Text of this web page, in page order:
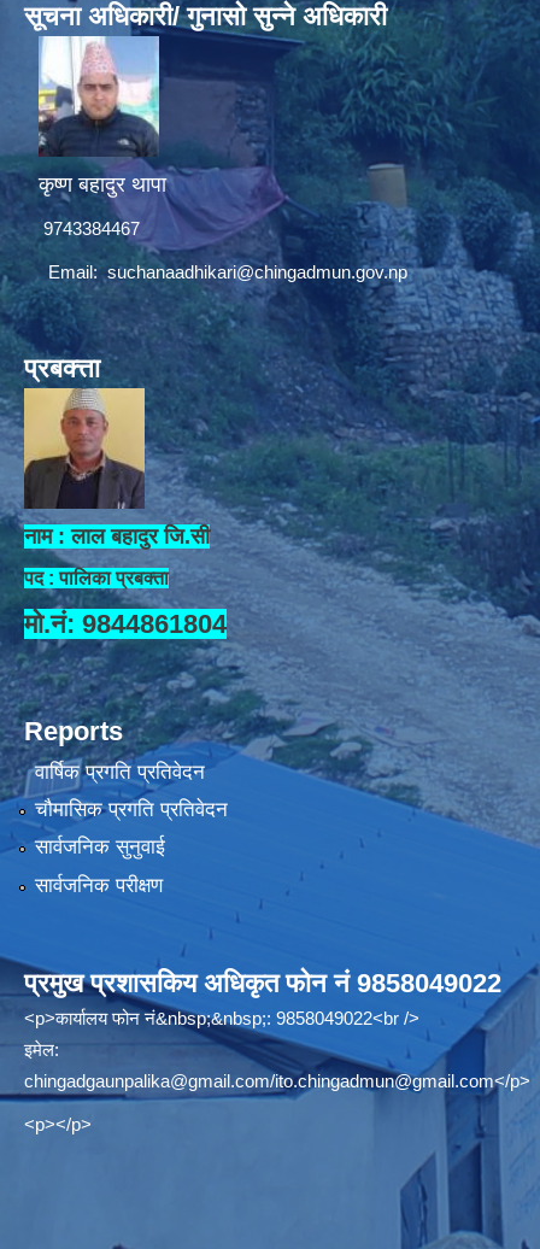
सूचना अधिकारी/ गुनासो सुन्ने अधिकारी
कृष्ण बहादुर थापा
9743384467
Email:suchanaadhikari@chingadmun.gov.np
प्रबक्त्ता
नाम : लाल बहादुर जि.सी
पद : पालिका प्रबक्ता
मो.नं: 9844861804
Reports
वार्षिक प्रगति प्रतिवेदन
चौमासिक प्रगति प्रतिवेदन
सार्वजनिक सुनुवाई
सार्वजनिक परीक्षण
प्रमुख प्रशासकिय अधिकृत फोन नं 9858049022
<p>कार्यालय फोन नं&nbsp;&nbsp;: 9858049022<br />
इमेल:
chingadgaunpalika@gmail.com/ito.chingadmun@gmail.com</p>
<p></p>